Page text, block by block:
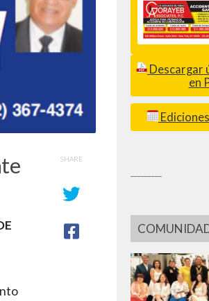
SHARE
Descargar
en